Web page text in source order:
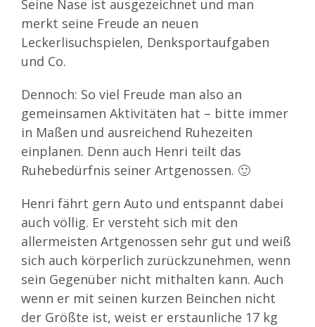
Seine Nase ist ausgezeichnet und man
merkt seine Freude an neuen
Leckerlisuchspielen, Denksportaufgaben
und Co.
Dennoch: So viel Freude man also an
gemeinsamen Aktivitäten hat – bitte immer
in Maßen und ausreichend Ruhezeiten
einplanen. Denn auch Henri teilt das
Ruhebedürfnis seiner Artgenossen. 🙂
Henri fährt gern Auto und entspannt dabei
auch völlig. Er versteht sich mit den
allermeisten Artgenossen sehr gut und weiß
sich auch körperlich zurückzunehmen, wenn
sein Gegenüber nicht mithalten kann. Auch
wenn er mit seinen kurzen Beinchen nicht
der Größte ist, weist er erstaunliche 17 kg